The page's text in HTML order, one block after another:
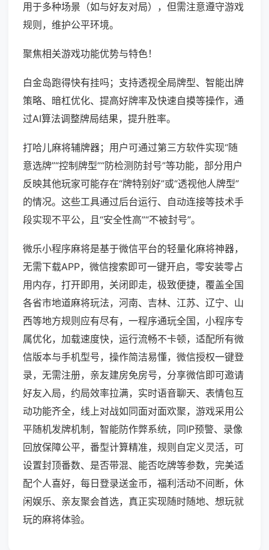
用于多种场景（如与好友对局），但需注意遵守游戏
规则，维护公平环境。
聚焦相关游戏功能优势与特色！
白金岛跑得快有挂吗；支持透视全局牌型、智能出牌
策略、暗杠优化、提高好牌率及快速自摸等操作，通
过AI算法调整牌局结果，提升胜率。
打哈儿麻将辅牌器；用户可通过第三方软件实现“随
意选牌”“控制牌型”“防检测防封号”等功能，部分用户
反映其他玩家可能存在“牌特别好”或“透视他人牌型”
的情况。这些工具通过后台运行、自动连接等技术手
段实现不平公，且“安全性高”“不被封号”。
微乐小程序麻将是基于微信平台的轻量化麻将神器，
无需下载APP，微信搜索即可一键开启，零安装零占
用内存，打开即用，关闭即走，极致便捷，覆盖全国
各省市地道麻将玩法，河南、吉林、江苏、辽宁、山
西等地方规则应有尽有，一程序通玩全国，小程序专
属优化，加载速度快，运行流畅不卡顿，适配所有微
信版本与手机型号，操作简洁易懂，微信授权一键登
录，无需注册，亲友建房免房号，分享微信即可邀请
好友入局，约局效率拉满，实时语音聊天、表情包互
动功能齐全，线上对战如同面对面欢聚，游戏采用公
平随机发牌机制，智能防作弊系统，同IP预警、录像
回放保障公平，番型计算精准，规则自定义灵活，可
设置封顶番数、是否带混、能否吃牌等参数，完美适
配个人喜好，每日登录送金币，福利活动不间断，休
闲娱乐、亲友聚会首选，真正实现随时随地、想玩就
玩的麻将体验。